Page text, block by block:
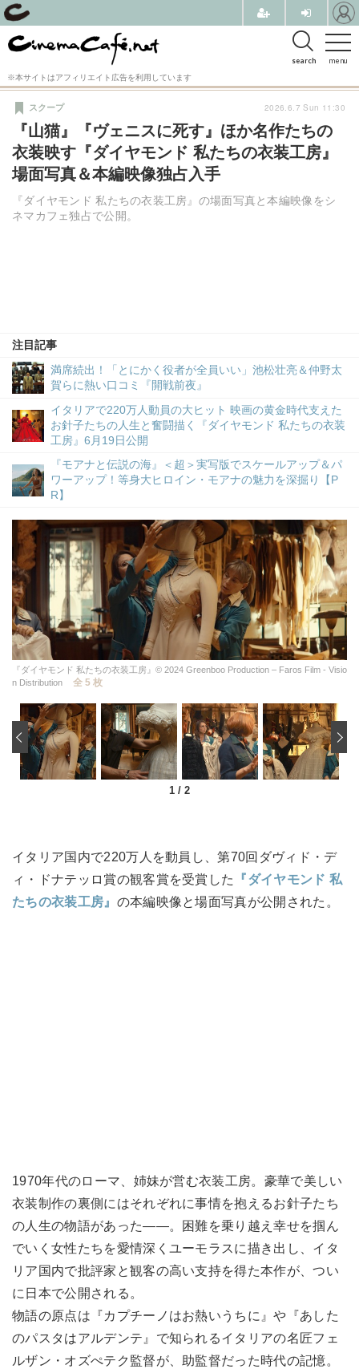
menu
search
※本サイトはアフィリエイト広告を利用しています
『山猫』『ヴェニスに死す』ほか名作たちの
衣装映す『ダイヤモンド 私たちの衣装工房』
場面写真＆本編映像独占入手
『ダイヤモンド 私たちの衣装工房』の場面写真と本編映像をシ
ネマカフェ独占で公開。
スクープ
注目記事
満席続出！「とにかく役者が全員いい」池松壮亮＆仲野太
賀らに熱い口コミ『開戦前夜』
イタリアで220万人動員の大ヒット 映画の黄金時代支えた
お針子たちの人生と奮闘描く『ダイヤモンド 私たちの衣装
工房』6月19日公開
『モアナと伝説の海』＜超＞実写版でスケールアップ＆パ
ワーアップ！等身大ヒロイン・モアナの魅力を深掘り【P
R】
2026.6.7 Sun 11:30
『ダイヤモンド 私たちの衣装工房』© 2024 Greenboo Production – Faros Film - Visio
n Distribution
全 5 枚
1 / 2
‹
イタリア国内で220万人を動員し、第70回ダヴィド・デ
ィ・ドナテッロ賞の観客賞を受賞した
『ダイヤモンド 私
たちの衣装工房』 の本編映像と場面写真が公開された。
1970年代のローマ、姉妹が営む衣装工房。豪華で美しい
衣装制作の裏側にはそれぞれに事情を抱えるお針子たち
の人生の物語があった――。困難を乗り越え幸せを掴ん
でいく女性たちを愛情深くユーモラスに描き出し、イタ
リア国内で批評家と観客の高い支持を得た本作が、つい
に日本で公開される。
物語の原点は『カプチーノはお熱いうちに』や『あした
のパスタはアルデンテ』で知られるイタリアの名匠フェ
ルザン・オズぺテク監督が、助監督だった時代の記憶。